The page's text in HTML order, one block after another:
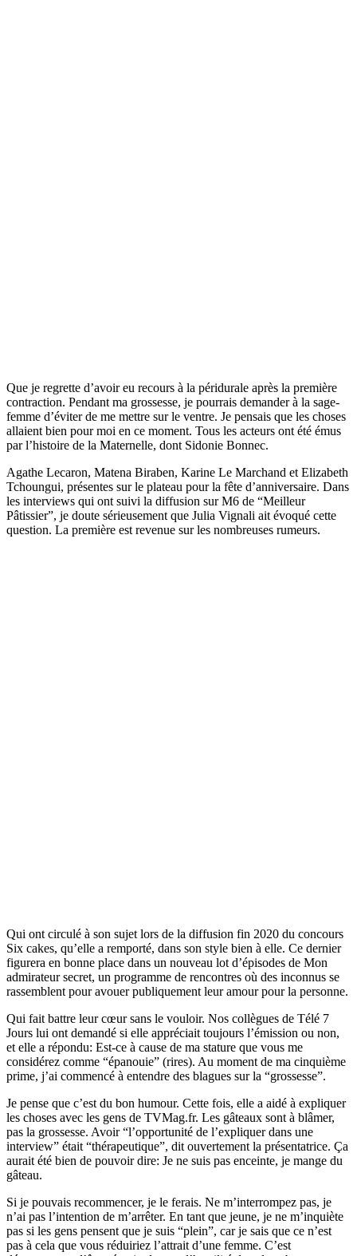
Que je regrette d’avoir eu recours à la péridurale après la première
contraction. Pendant ma grossesse, je pourrais demander à la sage-
femme d’éviter de me mettre sur le ventre. Je pensais que les choses
allaient bien pour moi en ce moment. Tous les acteurs ont été émus
par l’histoire de la Maternelle, dont Sidonie Bonnec.
Agathe Lecaron, Matena Biraben, Karine Le Marchand et Elizabeth
Tchoungui, présentes sur le plateau pour la fête d’anniversaire. Dans
les interviews qui ont suivi la diffusion sur M6 de “Meilleur
Pâtissier”, je doute sérieusement que Julia Vignali ait évoqué cette
question. La première est revenue sur les nombreuses rumeurs.
Qui ont circulé à son sujet lors de la diffusion fin 2020 du concours
Six cakes, qu’elle a remporté, dans son style bien à elle. Ce dernier
figurera en bonne place dans un nouveau lot d’épisodes de Mon
admirateur secret, un programme de rencontres où des inconnus se
rassemblent pour avouer publiquement leur amour pour la personne.
Qui fait battre leur cœur sans le vouloir. Nos collègues de Télé 7
Jours lui ont demandé si elle appréciait toujours l’émission ou non,
et elle a répondu: Est-ce à cause de ma stature que vous me
considérez comme “épanouie” (rires). Au moment de ma cinquième
prime, j’ai commencé à entendre des blagues sur la “grossesse”.
Je pense que c’est du bon humour. Cette fois, elle a aidé à expliquer
les choses avec les gens de TVMag.fr. Les gâteaux sont à blâmer,
pas la grossesse. Avoir “l’opportunité de l’expliquer dans une
interview” était “thérapeutique”, dit ouvertement la présentatrice. Ça
aurait été bien de pouvoir dire: Je ne suis pas enceinte, je mange du
gâteau.
Si je pouvais recommencer, je le ferais. Ne m’interrompez pas, je
n’ai pas l’intention de m’arrêter. En tant que jeune, je ne m’inquiète
pas si les gens pensent que je suis “plein”, car je sais que ce n’est
pas à cela que vous réduiriez l’attrait d’une femme. C’est